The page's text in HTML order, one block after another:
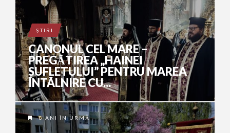
ŞTIRI
CANONUL CEL MARE –
PREGĂTIREA „HAINEI
SUFLETULUI” PENTRU MAREA
ÎNTÂLNIRE CU...
8 ANI ÎN URMĂ